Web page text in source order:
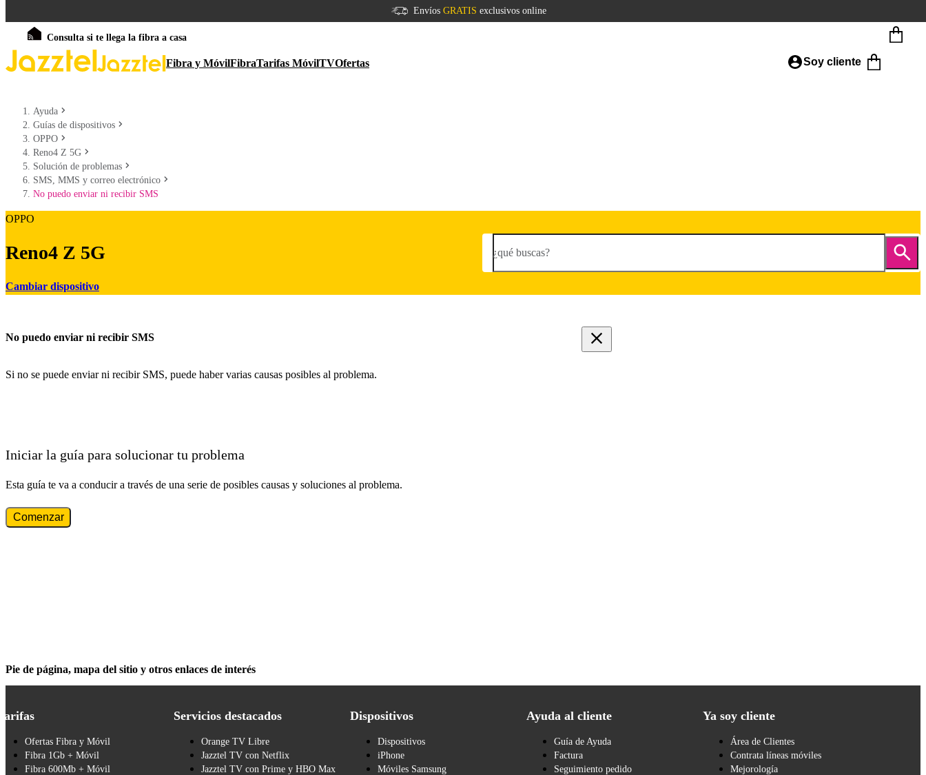
Envíos GRATIS exclusivos online
Consulta si te llega la fibra a casa
Fibra y MóvilFibraTarifas MóvilTVOfertas Soy cliente
Ayuda
Guías de dispositivos
OPPO
Reno4 Z 5G
Solución de problemas
SMS, MMS y correo electrónico
No puedo enviar ni recibir SMS
OPPO
Reno4 Z 5G
Cambiar dispositivo
¿qué buscas?
No puedo enviar ni recibir SMS
Si no se puede enviar ni recibir SMS, puede haber varias causas posibles al problema.
Iniciar la guía para solucionar tu problema
Esta guía te va a conducir a través de una serie de posibles causas y soluciones al problema.
Comenzar
Pie de página, mapa del sitio y otros enlaces de interés
Ofertas Fibra y Móvil
Fibra 1Gb + Móvil
Fibra 600Mb + Móvil
Servicios destacados
Orange TV Libre
Jazztel TV con Netflix
Jazztel TV con Prime y HBO Max
Dispositivos
Dispositivos
iPhone
Móviles Samsung
Ayuda al cliente
Guía de Ayuda
Factura
Seguimiento pedido
Ya soy cliente
Área de Clientes
Contrata líneas móviles
Mejorología